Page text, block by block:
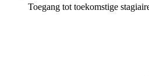
Toegang tot toekomstige